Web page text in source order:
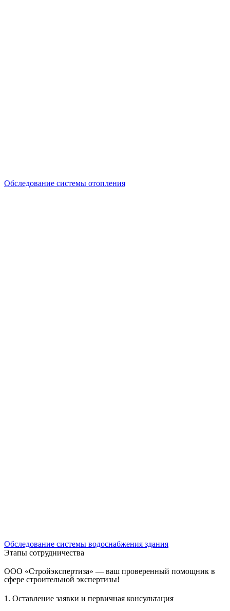
Обследование системы отопления
Обследование системы водоснабжения здания
Этапы сотрудничества
ООО «Стройэкспертиза» — ваш проверенный помощник в
сфере строительной экспертизы!
1. Оставление заявки и первичная консультация